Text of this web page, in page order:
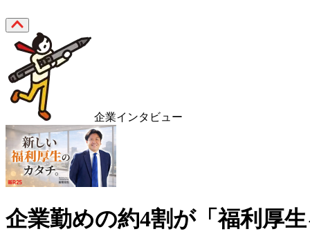
企業インタビュー
企業勤めの約4割が「福利厚